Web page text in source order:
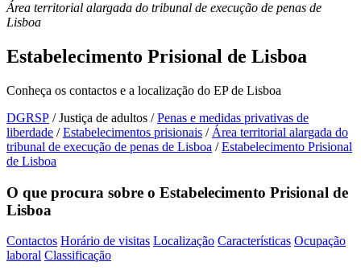
Área territorial alargada do tribunal de execução de penas de
Lisboa
Estabelecimento Prisional de Lisboa
Conheça os contactos e a localização do EPde Lisboa
DGRSP /Justiça de adultos /Penas e medidas privativas de
liberdade /Estabelecimentos prisionais / Área territorial alargada do
tribunal de execução de penas de Lisboa /Estabelecimento Prisional
de Lisboa
O que procura sobre o Estabelecimento Prisional de
Lisboa
Contactos Horário de visitas Localização Características Ocupação
laboral Classificação